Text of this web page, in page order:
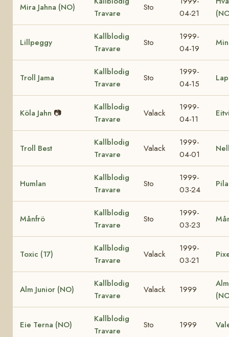
Mira Jahna (NO)
Travare
Sto
04-21
Lillpeggy
Kallblodig
Travare
Sto
1999-
04-19
Troll Jama
Kallblodig
Travare
Sto
1999-
04-15
Köla Jahn 📷
Kallblodig
Travare
Valack
1999-
04-11
Troll Best
Kallblodig
Travare
Valack
1999-
04-01
Humlan
Kallblodig
Travare
Sto
1999-
03-24
Månfrö
Kallblodig
Travare
Sto
1999-
03-23
Toxic (17)
Kallblodig
Travare
Valack
1999-
03-21
Alm Junior (NO)
Kallblodig
Travare
Valack 1999
Eie Terna (NO)
Kallblodig
Travare
Sto 1999